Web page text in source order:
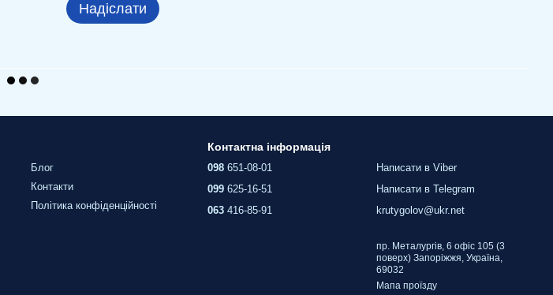
Надіслати
Блог
Контакти
Політика конфіденційності
Контактна інформація
098 651-08-01
099 625-16-51
063 416-85-91
Написати в Viber
Написати в Telegram
krutygolov@ukr.net
пр. Металургів, 6 офіс 105 (3
поверх) Запоріжжя, Україна,
69032
Мапа проїзду